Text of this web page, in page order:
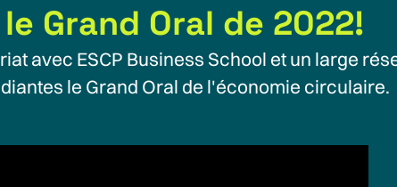
Grand Oral de 2022!
avec ESCP Business School et un large
le Grand Oral de l'économie circulaire.